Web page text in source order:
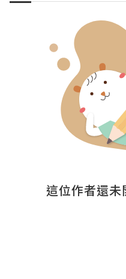
這位作者還未